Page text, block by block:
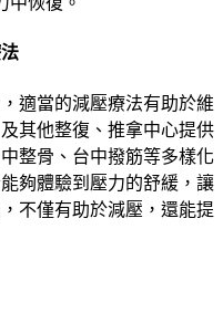
適當的減壓療法有助於維
其他整復、推拿中心提供
整骨、台中撥筋等多樣化
夠體驗到壓力的舒緩，讓
不僅有助於減壓，還能提